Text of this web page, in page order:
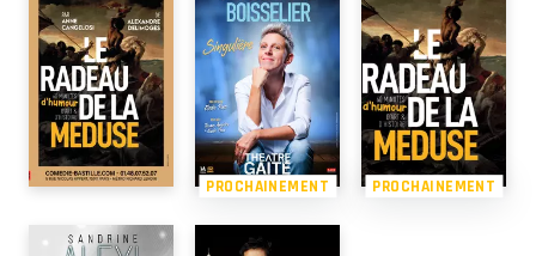
PROCHAINEMENT PROCHAINEMENT